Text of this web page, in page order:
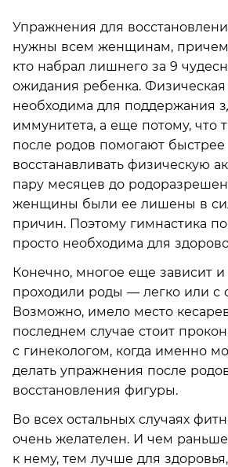
Упражнения для
нужны всем женщинам, причем
кто набрал лишнего за 9
ожидания ребенка. Физическая
необходима для поддержания
иммунитета, а еще потому, что
после родов помогают быстрее
восстанавливать физическую
пару месяцев до
женщины были ее лишены в
причин. Поэтому гимнастика
просто необходима для
Конечно, многое еще зависит и
проходили роды — легко или с
Возможно, имело место
последнем случае стоит
с гинекологом, когда именно
делать упражнения после
восстановления фигуры.
Во всех остальных случаях
очень желателен. И чем
к нему, тем лучше для